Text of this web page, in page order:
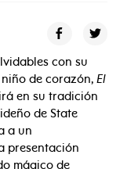
con su
de corazón, El
en su tradición
de State
a un
presentación
mágico de